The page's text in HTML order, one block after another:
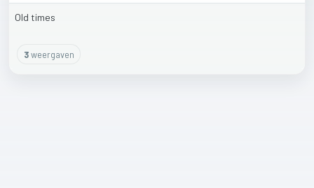
Old times
3weergaven